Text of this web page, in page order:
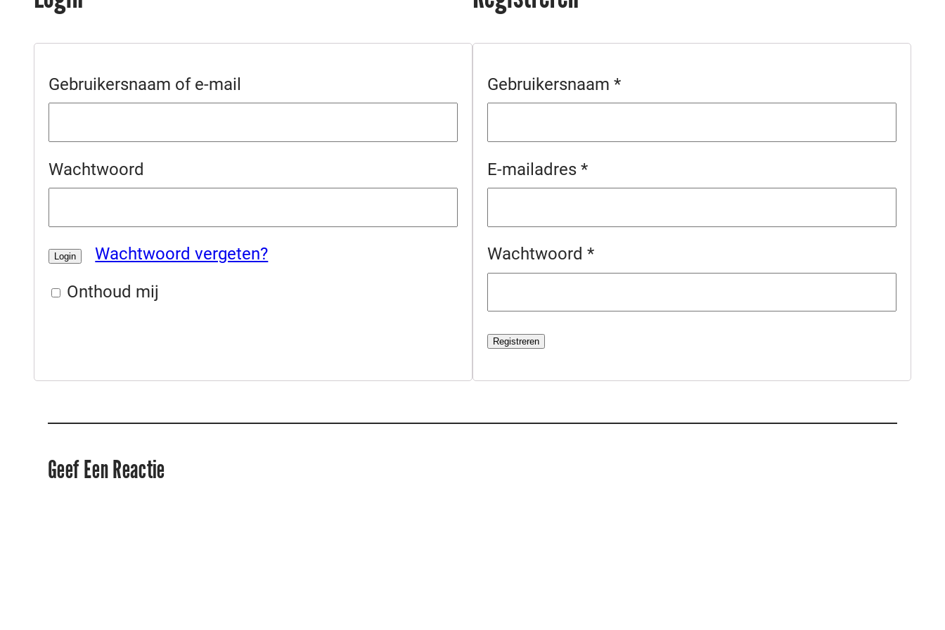
Gebruikersnaam of e-mail
Wachtwoord
Wachtwoord vergeten?
Onthoud mij
Gebruikersnaam *
E-mailadres *
Wachtwoord *
Geef Een Reactie